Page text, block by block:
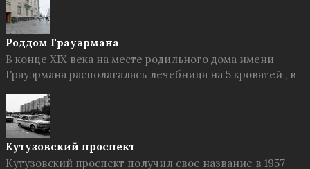
Роддом Грауэрмана
В конце XIX века на месте родильного дома имени
Грауэрмана располагалась лечебница на 5 кроватей , в
Кутузовский проспект
Кутузовский проспект получил свое название в 1957